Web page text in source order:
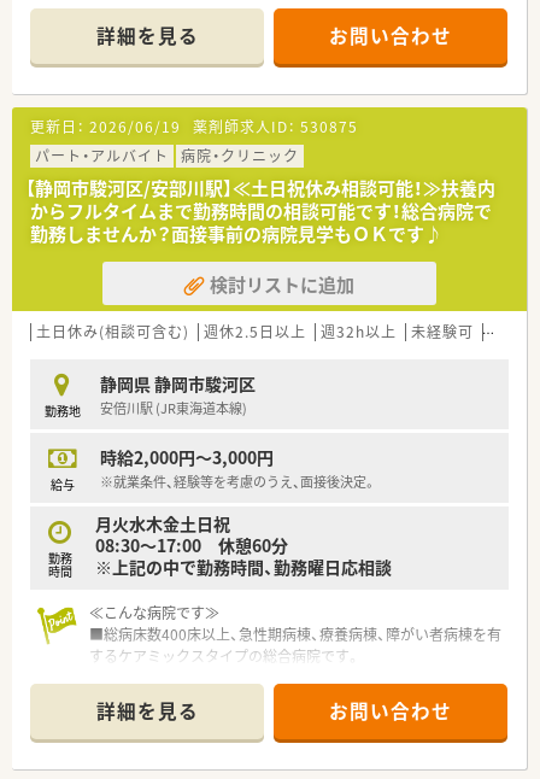
■展開している事業内容は調剤薬局の運営、介護事業、一般医薬
品販売事業などとなります
＼＼ こんな店舗です ／／
■静岡市駿河区にある調剤薬局です
■最寄り駅からは車で4分ほどです
■主な応需処方は内科です
■応需している処方箋枚数は60枚/日です
■開局時間は以下の通りです
月火木金 09：00～18：30
水 09：00～17：00
土 09：00～13：00
■勤務体制は以下の通りです
薬剤師常時2～3名、事務員2名
※時期や状況により変動する可能性有
＼ こんな求人です ／
■募集している雇用形態はパートです
（1日通しで勤務できる方、土曜日出勤できる方優遇いたしま
■業務内容は服薬指導,監査,調剤となります
■想定時給は2,000～2,200円となります
ほか、詳細や求人状況についてはお気軽にご質問ください！
詳細を見る お問い合わせ
更新日： 2026/06/19 薬剤師求人ID： 530875
パート・アルバイト
病院・クリニック
【静岡市駿河区/安部川駅】≪土日祝休み相談可能！≫扶養内
からフルタイムまで勤務時間の相談可能です！総合病院で
勤務しませんか？面接事前の病院見学もＯＫです♪
検討リストに追加
土日休み(相談可含む) 週休2.5日以上 週32h以上 未経験可 ブラン
勤務地
静岡県 静岡市駿河区
安倍川駅 (JR東海道本線)
給与
時給2,000円～3,000円
※就業条件、経験等を考慮のうえ、面接後決定。
勤務
時間
月火水木金土日祝
08:30～17:00 休憩60分
※上記の中で勤務時間、勤務曜日応相談
≪こんな病院です≫
■総病床数400床以上、急性期病棟、療養病棟、障がい者病棟を有
するケアミックスタイプの総合病院です。
ープホームを関連施設として運営しています。
■健康管理センターではPETを含めた各種人間ドック、さらに巡
回検診を行っています。
■外来診療も20診療科以上、漢方や糖尿病など専門外来も多く
詳細を見る お問い合わせ